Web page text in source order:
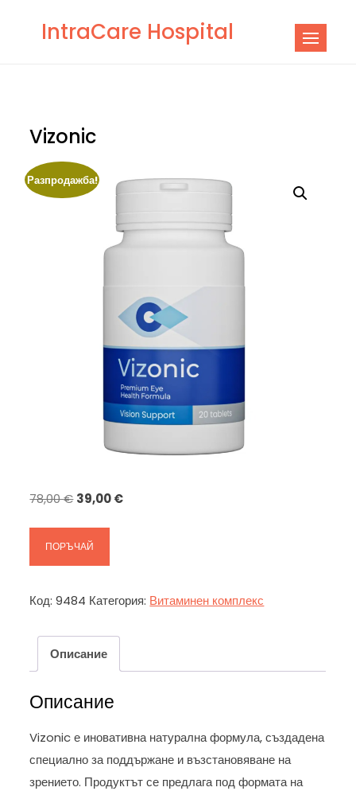
IntraCare Hospital
Vizonic
Разпродажба!
78,00€ Original
was:
78,00 €.
39,00€Текущата
ПОРЪЧАЙ
Код:9484 Категория: Витаминен комплекс
Описание
Описание
Vizonic е иновативна натурална формула, създадена
специално за поддържане и възстановяване на
зрението. Продуктът се предлага под формата на